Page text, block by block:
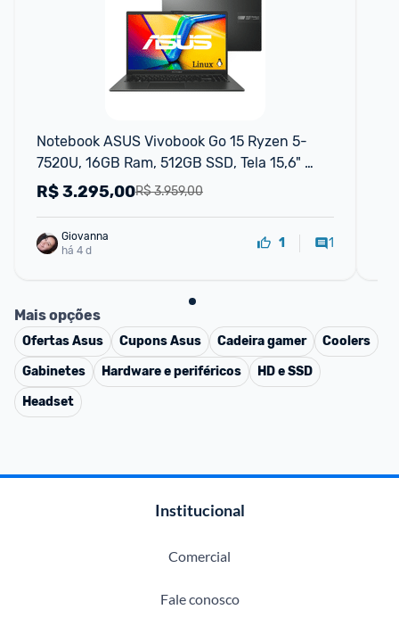
Notebook ASUS Vivobook Go 15 Ryzen 5-
7520U, 16GB Ram, 512GB SSD, Tela 15,6"
FHD, Linux
R$ 3.959,00
R$3.295,00
Giovanna
há 4 d
1 1
Mais opções
OfertasAsus CuponsAsus Cadeira gamer
Coolers
Gabinetes
Hardware e periféricos
HD e SSD
Headset
Institucional
Comercial
Fale conosco